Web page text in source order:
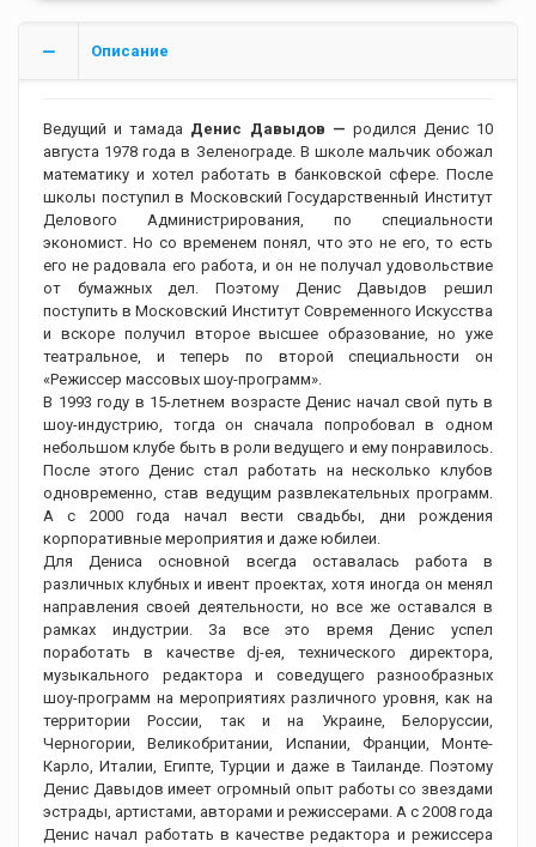
Описание
Ведущий и тамада Денис Давыдов — родился Денис 10
августа 1978 года в Зеленограде. В школе мальчик обожал
математику и хотел работать в банковской сфере. После
школы поступил в Московский Государственный Институт
Делового Администрирования, по специальности
экономист. Но со временем понял, что это не его, то есть
его не радовала его работа, и он не получал удовольствие
от бумажных дел. Поэтому Денис Давыдов решил
поступить в Московский Институт Современного Искусства
и вскоре получил второе высшее образование, но уже
театральное, и теперь по второй специальности он
«Режиссер массовых шоу-программ».
В 1993 году в 15-летнем возрасте Денис начал свой путь в
шоу-индустрию, тогда он сначала попробовал в одном
небольшом клубе быть в роли ведущего и ему понравилось.
После этого Денис стал работать на несколько клубов
одновременно, став ведущим развлекательных программ.
А с 2000 года начал вести свадьбы, дни рождения
корпоративные мероприятия и даже юбилеи.
Для Дениса основной всегда оставалась работа в
различных клубных и ивент проектах, хотя иногда он менял
направления своей деятельности, но все же оставался в
рамках индустрии. За все это время Денис успел
поработать в качестве dj-ея, технического директора,
музыкального редактора и соведущего разнообразных
шоу-программ на мероприятиях различного уровня, как на
территории России, так и на Украине, Белоруссии,
Черногории, Великобритании, Испании, Франции, Монте-
Карло, Италии, Египте, Турции и даже в Таиланде. Поэтому
Денис Давыдов имеет огромный опыт работы со звездами
эстрады, артистами, авторами и режиссерами. А с 2008 года
Денис начал работать в качестве редактора и режиссера